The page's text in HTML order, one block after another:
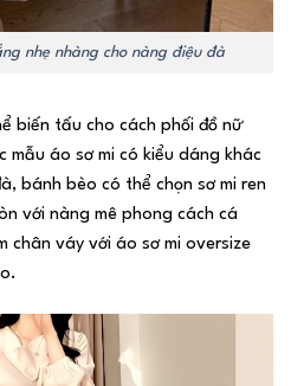
nhẹ nhàng cho nàng điệu đà
biến tấu cho cách phối đồ nữ
mẫu áo sơ mi có kiểu dáng khác
bánh bèo có thể chọn sơ mi ren
với nàng mê phong cách cá
chân váy với áo sơ mi oversize